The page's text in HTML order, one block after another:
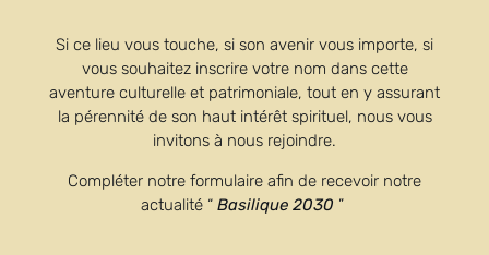
Tél. : +32 82 698 277
New email address : revue.bene@maredsous.com
New International Bank Account Number :
IBAN : BE12 2500 0634 4592
BIC/SWIFT : GEBABEBB
Si ce lieu vous touche, si son avenir vous importe, si
vous souhaitez inscrire votre nom dans cette
aventure culturelle et patrimoniale, tout en y assurant
la pérennité de son haut intérêt spirituel, nous vous
invitons à nous rejoindre.
Compléter notre formulaire afin de recevoir notre
actualité “ Basilique 2030 ”